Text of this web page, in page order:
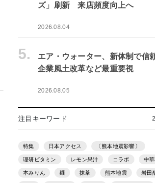
ズ」刷新 来店頻度向上へ
2026.08.04
5.
エア・ウォーター、新体制で信
企業風土改革など最重要視
2026.08.05
注目キーワード
特集 日本アクセス 〔熊本地震影響〕
理研ビタミン レモン果汁 コラボ 中
本みりん 麺 抹茶 熊本地震 岩田